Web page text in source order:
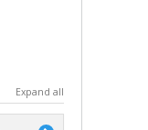
Expand all